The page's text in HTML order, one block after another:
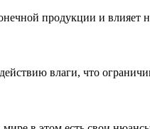
продукции и влияет
влаги, что